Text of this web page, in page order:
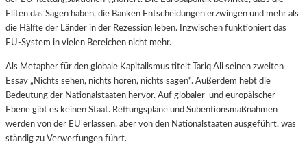
Eliten das Sagen haben, die Banken Entscheidungen erzwingen und mehr als
die Hälfte der Länder in der Rezession leben. Inzwischen funktioniert das
EU-System in vielen Bereichen nicht mehr.
Als Metapher für den globale Kapitalismus titelt Tariq Ali seinen zweiten
Essay „Nichts sehen, nichts hören, nichts sagen“. Außerdem hebt die
Bedeutung der Nationalstaaten hervor. Auf globaler und europäischer
Ebene gibt es keinen Staat. Rettungspläne und Subentionsmaßnahmen
werden von der EU erlassen, aber von den Nationalstaaten ausgeführt, was
ständig zu Verwerfungen führt.